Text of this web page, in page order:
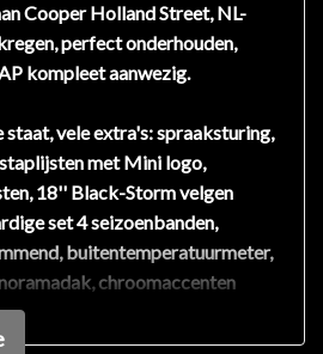
Cooper Holland Street, NL-
perfect onderhouden,
kompleet aanwezig.
vele extra's: spraaksturing,
met Mini logo,
18'' Black-Storm velgen
set 4 seizoenbanden,
buitentemperatuurmeter,
chroomaccenten
exterieur, cruise control
dynamic stability